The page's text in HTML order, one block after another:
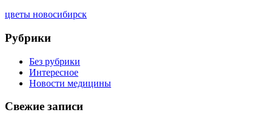
цветы новосибирск
Рубрики
Без рубрики
Интересное
Новости медицины
Свежие записи